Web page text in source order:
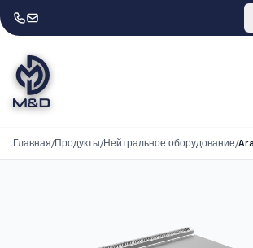
Главная/Продукты/Нейтральное оборудование/